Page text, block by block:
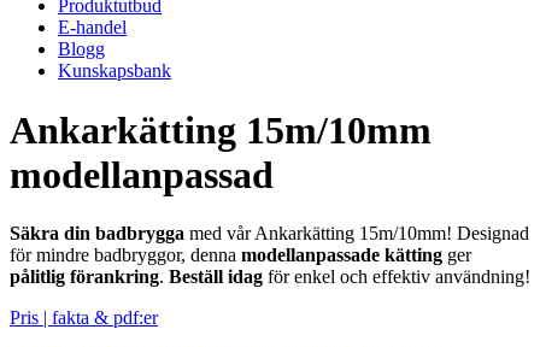
Produktutbud
E-handel
Blogg
Kunskapsbank
Ankarkätting 15m/10mm
modellanpassad
Säkra din badbrygga med vår Ankarkätting 15m/10mm! Designad
för mindre badbryggor, denna modellanpassade kätting ger
pålitlig förankring. Beställ idag för enkel och effektiv användning!
Pris | fakta & pdf:er